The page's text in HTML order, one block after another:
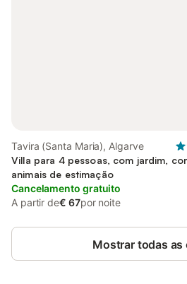
Tavira (Santa Maria), Algarve
Villa para 4 pessoas, com jardim,
animais de estimação
Cancelamento gratuito
A partir de€ 67por noite
Mostrar todas as